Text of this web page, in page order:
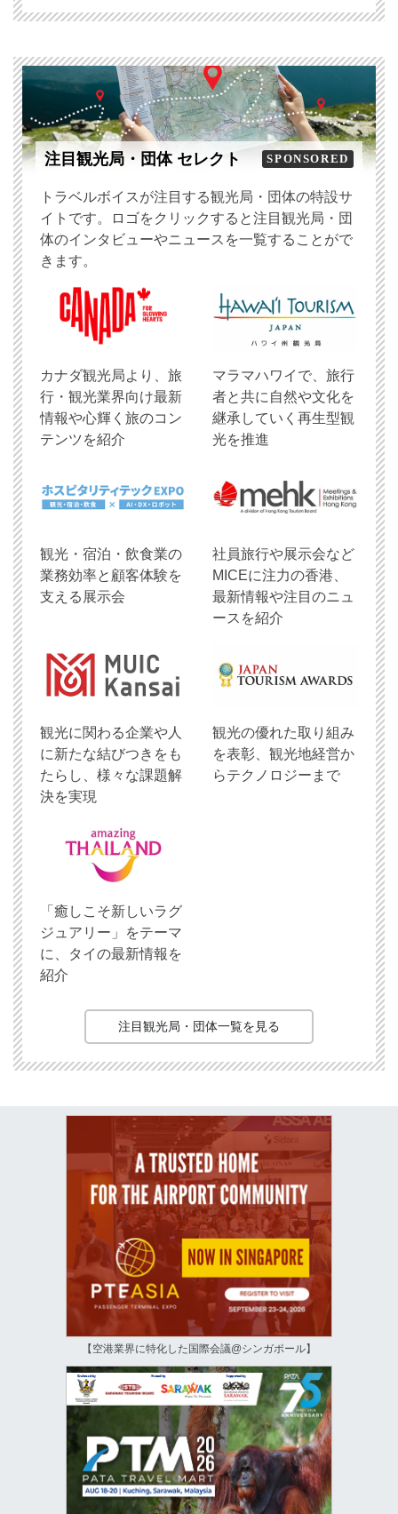
注目観光局・団体 セレクト SPONSORED
トラベルボイスが注目する観光局・団体の特設サ
イトです。ロゴをクリックすると注目観光局・団
体のインタビューやニュースを一覧することがで
きます。
​カナダ観光局より、旅
行・観光業界向け最新
情報や心輝く旅のコン
テンツを紹介
マラマハワイで、旅行
者と共に自然や文化を
継承していく再生型観
光を推進
観光・宿泊・飲食業の
業務効率と顧客体験を
支える展示会
社員旅行や展示会など
MICEに注力の香港、
最新情報や注目のニュ
ースを紹介
観光に関わる企業や人
に新たな結びつきをも
たらし、様々な課題解
決を実現
観光の優れた取り組み
を表彰、観光地経営か
らテクノロジーまで
「癒しこそ新しいラグ
ジュアリー」をテーマ
に、タイの最新情報を
紹介
注目観光局・団体一覧を見る
【空港業界に特化した国際会議@シンガポール】